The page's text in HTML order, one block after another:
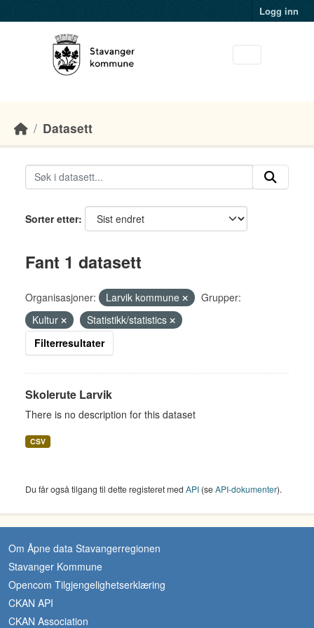
Logg inn
Datasett
Sorter etter
Fant 1 datasett
Organisasjoner: Larvik kommune
Grupper:
Kultur
Statistikk/statistics
Filterresultater
Skolerute Larvik
There is no description for this dataset
CSV
Du får også tilgang til dette registeret med API (seAPI-dokumenter).
Om Åpne data Stavangerregionen
Stavanger Kommune
Opencom Tilgjengelighetserklæring
CKAN API
CKAN Association